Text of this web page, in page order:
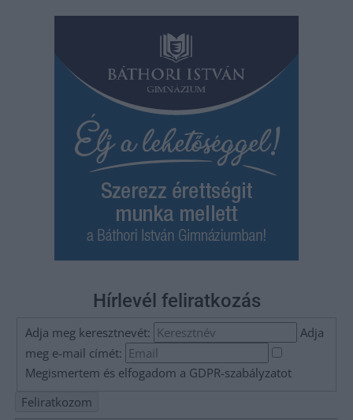
Hírlevél feliratkozás
Adja meg keresztnevét:
Adja
meg e-mail címét:
Megismertem és elfogadom a GDPR-szabályzatot